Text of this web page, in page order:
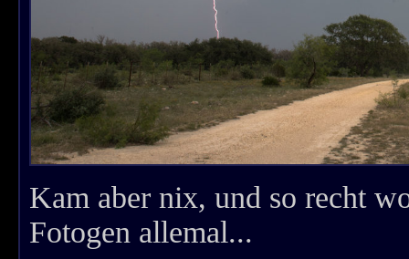
Kam aber nix, und so recht
Fotogen allemal...